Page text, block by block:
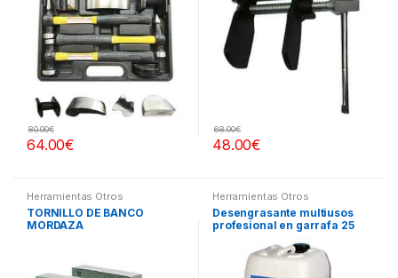
64.00€
80.00€
48.00€
68.00€
Herramientas Otros
TORNILLO DE BANCO
MORDAZA
Herramientas Otros
Desengrasante multiusos
profesional en garrafa 25